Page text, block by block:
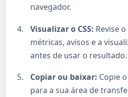
navegador.
Visualizar o CSS: Revise
métricas, avisos e a
antes de usar o resultado.
Copiar ou baixar: Copie
para a sua área de